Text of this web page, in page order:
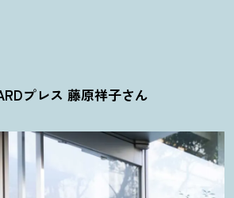
プレス 藤原祥子さん